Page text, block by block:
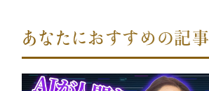
あなたにおすすめの記事